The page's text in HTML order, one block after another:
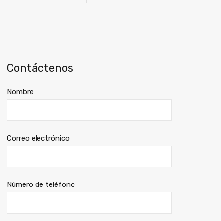
Contáctenos
Nombre
Correo electrónico
Número de teléfono